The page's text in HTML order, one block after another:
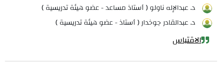
د. عبدالإله ناولو ( أستاذ مساعد - عضو هيئة تدريسية )
د. عبدالقادر جوخدار ( أستاذ - عضو هيئة تدريسية )
الاقتباس